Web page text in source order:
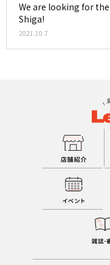
We are looking for
Shiga!
2021.10.7